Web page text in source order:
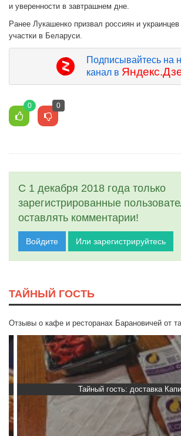
и уверенности в завтрашнем дне.
Ранее Лукашенко призвал россиян и
участки в Беларуси.
Подписывайтесь на
канал в
0 0
С 1 декабря 2018 года только
зарегистрированные
оставлять комментарии!
Войдите Или зарегистрируйтесь
ТАЙНЫЙ ГОСТЬ
Отзывы о кафе и ресторанах Барановичей от
Тайный гость: доставка